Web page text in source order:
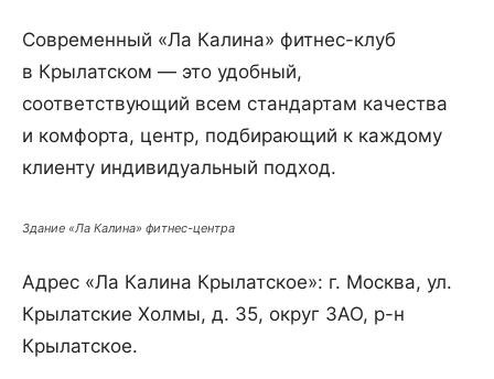
Современный «Ла Калина» фитнес-клуб
в Крылатском — это удобный,
соответствующий всем стандартам качества
и комфорта, центр, подбирающий к каждому
клиенту индивидуальный подход.
Здание «Ла Калина» фитнес-центра
Адрес «Ла Калина Крылатское»: г. Москва, ул.
Крылатские Холмы, д. 35, округ ЗАО, р-н
Крылатское.